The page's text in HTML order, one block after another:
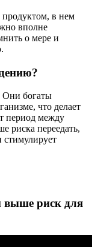
продуктом, в нем
вполне
о мере и
Они богаты
что делает
период между
риска переедать,
стимулирует
выше риск для